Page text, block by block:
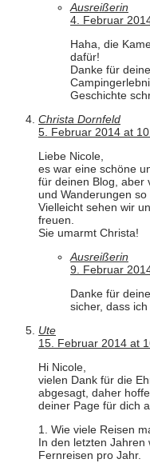
Ausreißerin
4. Februar
Haha, die
dafür!
Danke für
Geschichte
Christa Dornfeld
5. Februar 2014 at
Liebe Nicole,
es war eine schöne
für deinen Blog, aber
und Wanderungen
Vielleicht sehen wir
freuen.
Sie umarmt Christa!
Ausreißerin
9. Februar
Danke für
sicher, dass
Ute
15. Februar 2014 at
Hi Nicole,
vielen Dank für die
abgesagt, daher
deiner Page für dich
1. Wie viele Reisen
In den letzten Jahren
Fernreisen pro Jahr.